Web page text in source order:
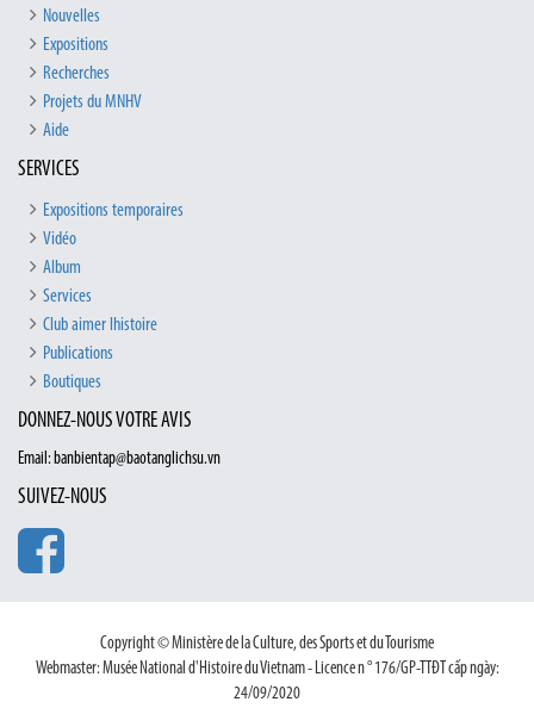
Nouvelles
Expositions
Recherches
Projets du MNHV
Aide
SERVICES
Expositions temporaires
Vidéo
Album
Services
Club aimer lhistoire
Publications
Boutiques
DONNEZ-NOUS VOTRE AVIS
Email: banbientap@baotanglichsu.vn
SUIVEZ-NOUS
Copyright © Ministère de la Culture, des Sports et du Tourisme
Webmaster: Musée National d'Histoire du Vietnam - Licence n ° 176/GP-TTĐT cấp ngày:
24/09/2020